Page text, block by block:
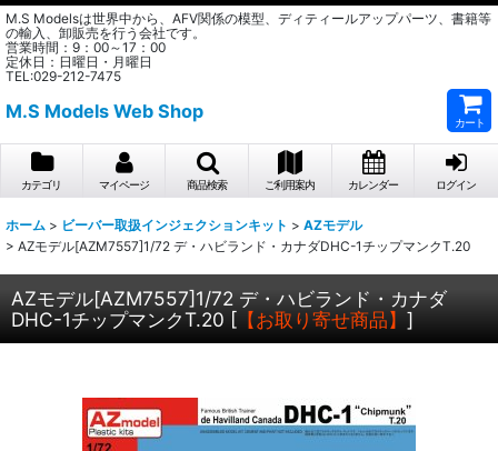
M.S Modelsは世界中から、AFV関係の模型、ディティールアップパーツ、書籍等
の輸入、卸販売を行う会社です。
営業時間：9：00～17：00
定休日：日曜日・月曜日
TEL:029-212-7475
M.S Models Web Shop
カート
カテゴリ マイページ 商品検索 ご利用案内 カレンダー ログイン
ホーム > ビーバー取扱インジェクションキット > AZモデル
> AZモデル[AZM7557]1/72 デ・ハビランド・カナダDHC-1チップマンクT.20
AZモデル[AZM7557]1/72 デ・ハビランド・カナダ
DHC-1チップマンクT.20 [ 【お取り寄せ商品】 ]